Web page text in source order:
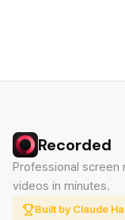
Recorded
Professional screen
videos in minutes.
Built by Claude